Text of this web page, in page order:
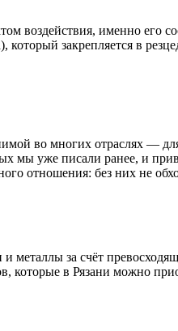
воздействия, именно его
закрепляется в
во многих отраслях ―
мы уже писали ранее, и
отношения: без них не
за счёт
которые в Рязани можно